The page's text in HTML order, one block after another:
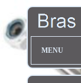
MENU